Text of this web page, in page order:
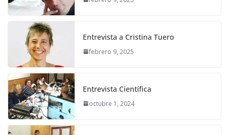
Entrevista a Cristina Tuero
febrero 9, 2025
Entrevista Científica
octubre 1, 2024